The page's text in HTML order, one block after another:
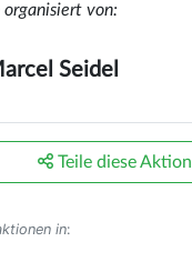
organisiert von:
Seidel
Teile diese Aktion
in: